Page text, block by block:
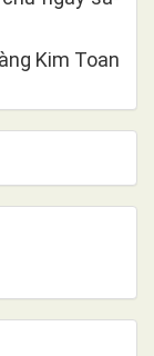
Kim Toan